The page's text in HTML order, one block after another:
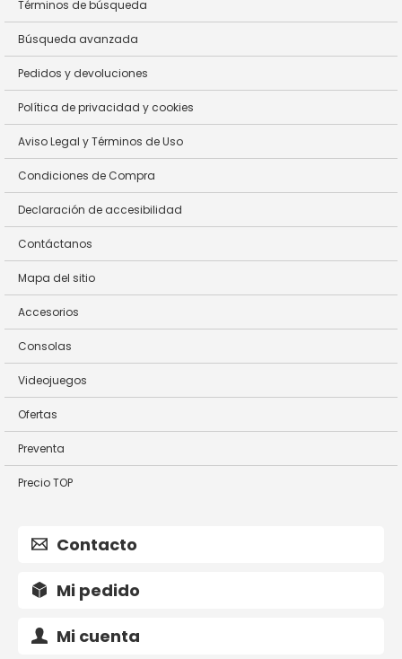
Términos de búsqueda
Búsqueda avanzada
Pedidos y devoluciones
Política de privacidad y cookies
Aviso Legal y Términos de Uso
Condiciones de Compra
Declaración de accesibilidad
Contáctanos
Mapa del sitio
Accesorios
Consolas
Videojuegos
Ofertas
Preventa
Precio TOP
Contacto
Mi pedido
Mi cuenta